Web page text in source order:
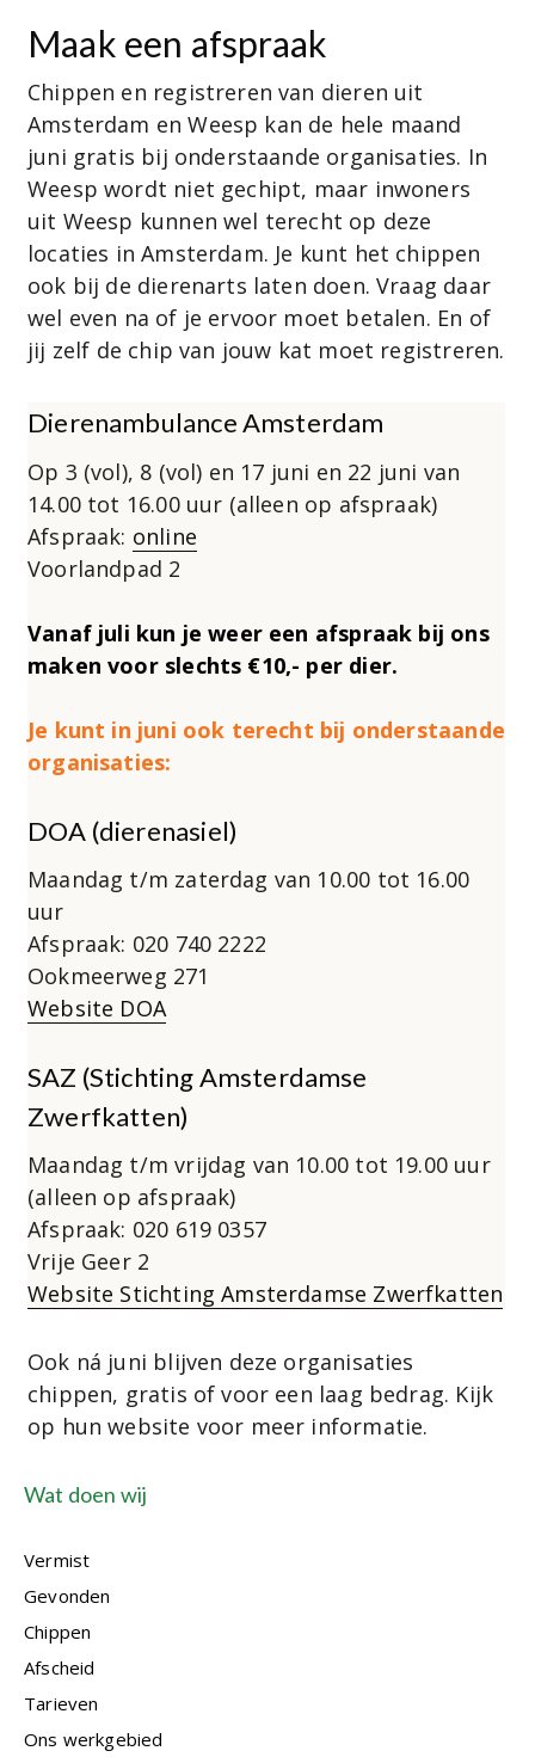
Maak een afspraak
Chippen en registreren van dieren uit
Amsterdam en Weesp kan de hele maand
juni gratis bij onderstaande organisaties. In
Weesp wordt niet gechipt, maar inwoners
uit Weesp kunnen wel terecht op deze
locaties in Amsterdam. Je kunt het chippen
ook bij de dierenarts laten doen. Vraag daar
wel even na of je ervoor moet betalen. En of
jij zelf de chip van jouw kat moet registreren.
Dierenambulance Amsterdam
Op 3 (vol), 8 (vol) en 17 juni en 22 juni van
14.00 tot 16.00 uur (alleen op afspraak)
Afspraak: online
Voorlandpad 2
Vanaf juli kun je weer een afspraak bij ons
maken voor slechts €10,- per dier.
Je kunt in juni ook terecht bij onderstaande
organisaties:
DOA (dierenasiel)
Maandag t/m zaterdag van 10.00 tot 16.00
uur
Afspraak: 020 740 2222
Ookmeerweg 271
Website DOA
SAZ (Stichting Amsterdamse
Zwerfkatten)
Maandag t/m vrijdag van 10.00 tot 19.00 uur
(alleen op afspraak)
Afspraak: 020 619 0357
Vrije Geer 2
Website Stichting Amsterdamse Zwerfkatten
Ook ná juni blijven deze organisaties
chippen, gratis of voor een laag bedrag. Kijk
op hun website voor meer informatie.
Wat doen wij
Vermist
Gevonden
Chippen
Afscheid
Tarieven
Ons werkgebied